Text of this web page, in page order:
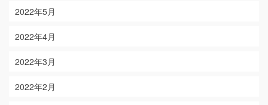
2022年5月
2022年4月
2022年3月
2022年2月